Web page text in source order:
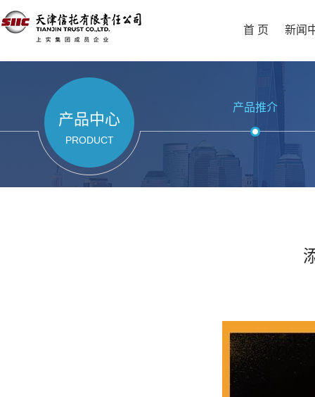
首 页 新闻
产品中心
PRODUCT
产品推介